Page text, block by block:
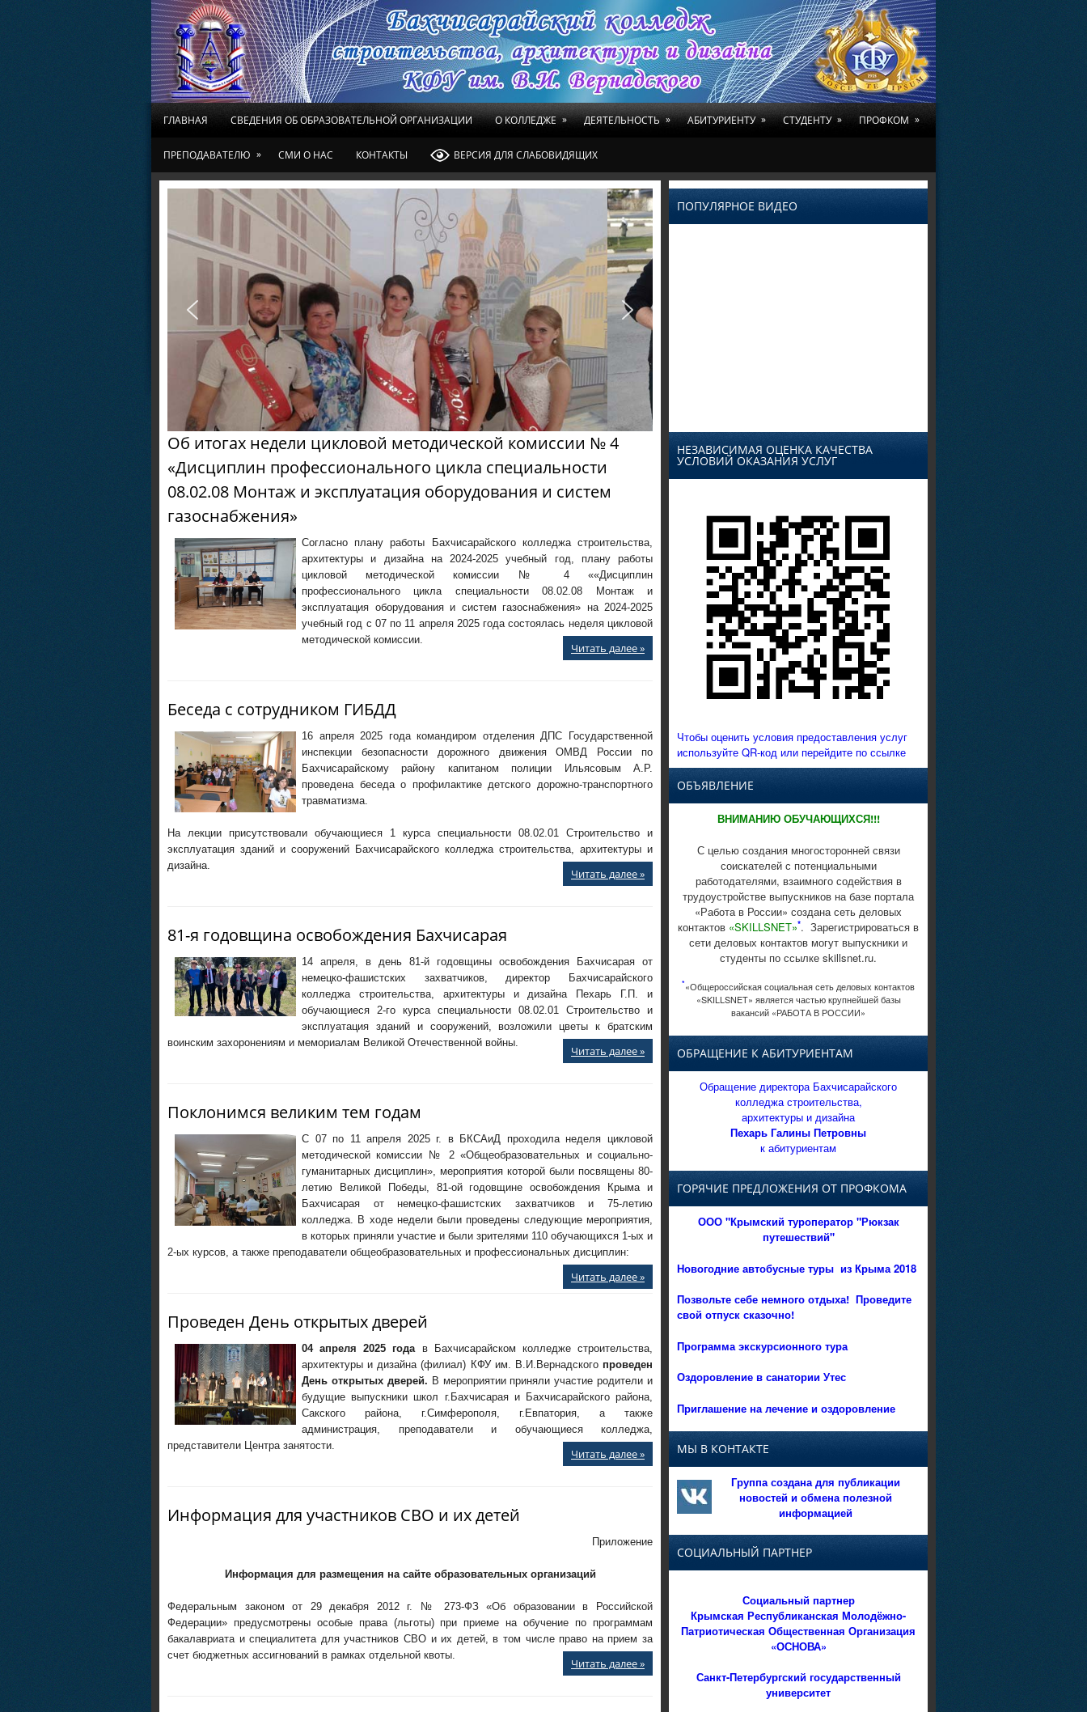
ГЛАВНАЯ СВЕДЕНИЯ ОБ ОБРАЗОВАТЕЛЬНОЙ ОРГАНИЗАЦИИ О КОЛЛЕДЖЕ » ДЕЯТЕЛЬНОСТЬ » АБИТУРИЕНТУ » СТУДЕНТУ » ПРОФКОМ »
ПРЕПОДАВАТЕЛЮ » СМИ О НАС КОНТАКТЫ ВЕРСИЯ ДЛЯ СЛАБОВИДЯЩИХ
Об итогах недели цикловой методической комиссии № 4
«Дисциплин профессионального цикла специальности
08.02.08 Монтаж и эксплуатация оборудования и систем
газоснабжения»
Согласно плану работы Бахчисарайского колледжа строительства,
архитектуры и дизайна на 2024-2025 учебный год, плану работы
цикловой методической комиссии № 4 ««Дисциплин
профессионального цикла специальности 08.02.08 Монтаж и
эксплуатация оборудования и систем газоснабжения» на 2024-2025
учебный год с 07 по 11 апреля 2025 года состоялась неделя цикловой
методической комиссии.
Читать далее »
Беседа с сотрудником ГИБДД
16 апреля 2025 года командиром отделения ДПС Государственной
инспекции безопасности дорожного движения ОМВД России по
Бахчисарайскому району капитаном полиции Ильясовым А.Р.
проведена беседа о профилактике детского дорожно-транспортного
травматизма.
На лекции присутствовали обучающиеся 1 курса специальности 08.02.01 Строительство и
эксплуатация зданий и сооружений Бахчисарайского колледжа строительства, архитектуры и
дизайна.
Читать далее »
81-я годовщина освобождения Бахчисарая
14 апреля, в день 81-й годовщины освобождения Бахчисарая от
немецко-фашистских захватчиков, директор Бахчисарайского
колледжа строительства, архитектуры и дизайна Пехарь Г.П. и
обучающиеся 2-го курса специальности 08.02.01 Строительство и
эксплуатация зданий и сооружений, возложили цветы к братским
воинским захоронениям и мемориалам Великой Отечественной войны.
Читать далее »
Поклонимся великим тем годам
С 07 по 11 апреля 2025 г. в БКСАиД проходила неделя цикловой
методической комиссии № 2 «Общеобразовательных и социально-
гуманитарных дисциплин», мероприятия которой были посвящены 80-
летию Великой Победы, 81-ой годовщине освобождения Крыма и
Бахчисарая от немецко-фашистских захватчиков и 75-летию
колледжа. В ходе недели были проведены следующие мероприятия,
в которых приняли участие и были зрителями 110 обучающихся 1-ых и
2-ых курсов, а также преподаватели общеобразовательных и профессиональных дисциплин:
Читать далее »
Проведен День открытых дверей
04 апреля 2025 года в Бахчисарайском колледже строительства,
архитектуры и дизайна (филиал) КФУ им. В.И.Вернадского проведен
День открытых дверей. В мероприятии приняли участие родители и
будущие выпускники школ г.Бахчисарая и Бахчисарайского района,
Сакского района, г.Симферополя, г.Евпатория, а также
администрация, преподаватели и обучающиеся колледжа,
представители Центра занятости.
Читать далее »
Информация для участников СВО и их детей
Приложение
Информация для размещения на сайте образовательных организаций
Федеральным законом от 29 декабря 2012 г. № 273-ФЗ «Об образовании в Российской
Федерации» предусмотрены особые права (льготы) при приеме на обучение по программам
бакалавриата и специалитета для участников СВО и их детей, в том числе право на прием за
счет бюджетных ассигнований в рамках отдельной квоты.
Читать далее »
ПОПУЛЯРНОЕ ВИДЕО
НЕЗАВИСИМАЯ ОЦЕНКА КАЧЕСТВА
УСЛОВИЙ ОКАЗАНИЯ УСЛУГ
Чтобы оценить условия предоставления услуг
используйте QR-код или перейдите по ссылке
ОБЪЯВЛЕНИЕ
ВНИМАНИЮ ОБУЧАЮЩИХСЯ!!!
С целью создания многосторонней связи
соискателей с потенциальными
работодателями, взаимного содействия в
трудоустройстве выпускников на базе портала
«Работа в России» создана сеть деловых
контактов «SKILLSNET»*. Зарегистрироваться в
сети деловых контактов могут выпускники и
студенты по ссылке skillsnet.ru.
*«Общероссийская социальная сеть деловых контактов
«SKILLSNET» является частью крупнейшей базы
вакансий «РАБОТА В РОССИИ»
ОБРАЩЕНИЕ К АБИТУРИЕНТАМ
Обращение директора Бахчисарайского
колледжа строительства,
архитектуры и дизайна
Пехарь Галины Петровны
к абитуриентам
ГОРЯЧИЕ ПРЕДЛОЖЕНИЯ ОТ ПРОФКОМА
ООО "Крымский туроператор "Рюкзак
путешествий"
Новогодние автобусные туры из Крыма 2018
Позвольте себе немного отдыха! Проведите
свой отпуск сказочно!
Программа экскурсионного тура
Оздоровление в санатории Утес
Приглашение на лечение и оздоровление
МЫ В КОНТАКТЕ
Группа создана для публикации
новостей и обмена полезной
информацией
СОЦИАЛЬНЫЙ ПАРТНЕР
Социальный партнер
Крымская Республиканская Молодёжно-
Патриотическая Общественная Организация
«ОСНОВА»
Санкт-Петербургский государственный
университет